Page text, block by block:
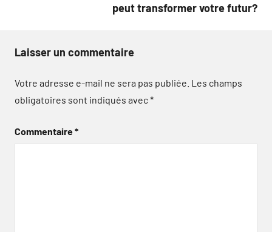
peut transformer votre futur?
Laisser un commentaire
Votre adresse e-mail ne sera pas publiée. Les champs
obligatoires sont indiqués avec*
Commentaire*